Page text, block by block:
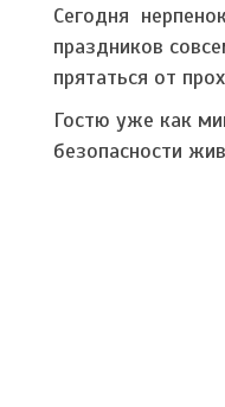
Сегодня
праздников
прятаться от
Гостю уже как
безопасности